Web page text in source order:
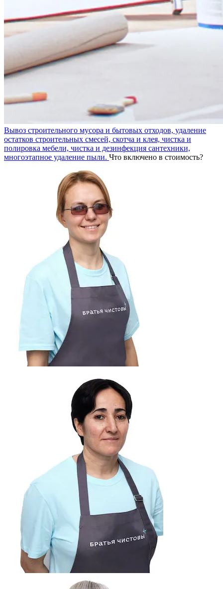
Вывоз строительного мусора и бытовых отходов, удаление
остатков строительных смесей, скотча и клея, чистка и
полировка мебели, чистка и дезинфекция сантехники,
многоэтапное удаление пыли. Что включено в стоимость?